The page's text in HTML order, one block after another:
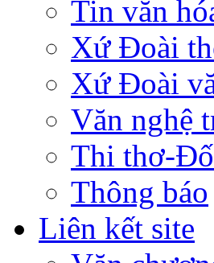
Tin văn
Xứ Đoài
Xứ Đoài
Văn nghệ
Thi thơ-
Thông báo
Liên kết site